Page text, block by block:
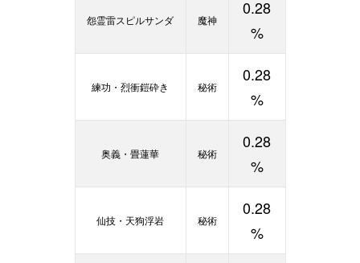
怨霊雷スピルサンダ 魔神
0.28
%
練功・烈衝鎧砕き 秘術
0.28
%
奥義・畳蓮華 秘術
0.28
%
仙技・天狗浮岩 秘術
0.28
%